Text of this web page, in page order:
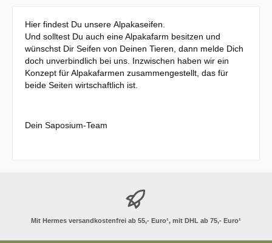
Hier findest Du unsere Alpakaseifen.
Und solltest Du auch eine Alpakafarm besitzen und
wünschst Dir Seifen von Deinen Tieren, dann melde Dich
doch unverbindlich bei uns. Inzwischen haben wir ein
Konzept für Alpakafarmen zusammengestellt, das für
beide Seiten wirtschaftlich ist.
Dein Saposium-Team
Mit Hermes versandkostenfrei ab 55,- Euro¹, mit DHL ab 75,- Euro¹